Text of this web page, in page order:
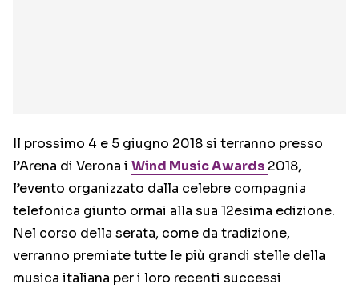
Il prossimo 4 e 5 giugno 2018 si terranno presso
l’Arena di Verona i Wind Music Awards 2018,
l’evento organizzato dalla celebre compagnia
telefonica giunto ormai alla sua 12esima edizione.
Nel corso della serata, come da tradizione,
verranno premiate tutte le più grandi stelle della
musica italiana per i loro recenti successi